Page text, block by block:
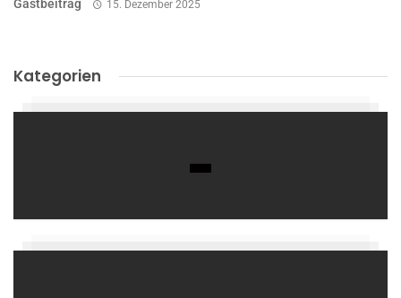
Gastbeitrag 15. Dezember 2025
Kategorien